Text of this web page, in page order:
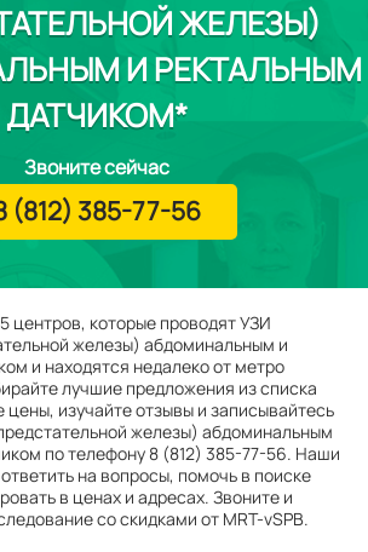
центров, которые проводят УЗИ
железы) абдоминальным и
и находятся недалеко от метро
лучшие предложения из списка
цены, изучайте отзывы и записывайтесь
железы) абдоминальным
по телефону 8 (812) 385-77-56. Наши
на вопросы, помочь в поиске
в ценах и адресах. Звоните и
со скидками от MRT-vSPB.
ЖЕЛЕЗЫ)
И РЕКТАЛЬНЫМ
ДАТЧИКОМ*
Звоните сейчас
(812) 385-77-56